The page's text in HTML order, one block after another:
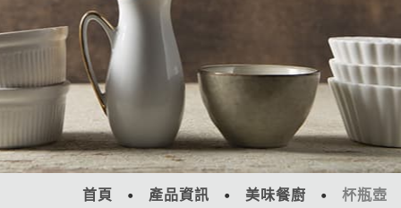
首頁 產品資訊 美味餐廚 杯瓶壺